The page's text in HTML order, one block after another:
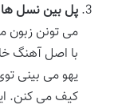
پل بین نسل ها
می تونن زبون
با اصل آهنگ
یهو می بینی
کیف می کنن.